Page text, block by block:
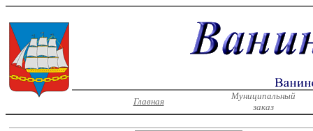
Главная
Муниципальный
заказ